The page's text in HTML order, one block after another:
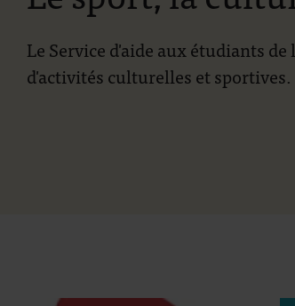
Le Service d'aide aux étudiants
d'activités culturelles et sportives.